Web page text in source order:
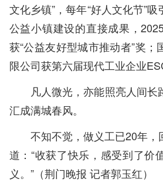
文化乡镇”，每年“好人文化节”
公益小镇建设的直接成果，
获“公益友好型城市推动者”奖
限公司获第六届现代工业企业
凡人微光，亦能照亮人间
汇成满城春风。
不知不觉，做义工已20年，
道：“收获了快乐，感受到了价
义。”（荆门晚报 记者郭玉红）